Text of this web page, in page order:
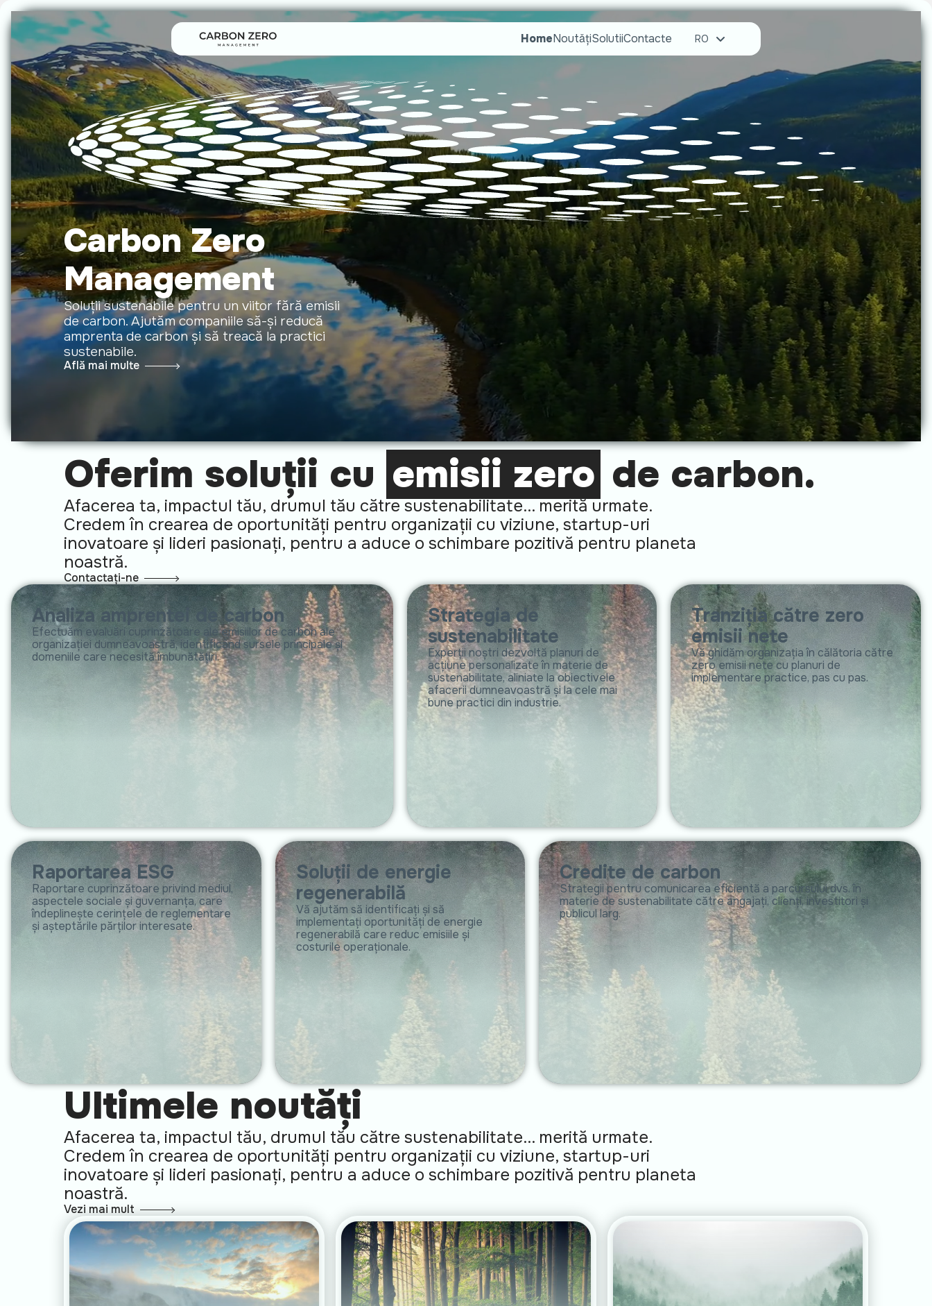
HomeNoutǎțiSolutiiContacte RO
Carbon Zero
Management
Soluții sustenabile pentru un viitor fără emisii
de carbon. Ajutăm companiile să-și reducă
amprenta de carbon și să treacă la practici
sustenabile.
Află mai multe
Oferim soluții cu emisii zero de carbon.
Afacerea ta, impactul tău, drumul tău către sustenabilitate... merită urmate.
Credem în crearea de oportunități pentru organizații cu viziune, startup-uri
inovatoare și lideri pasionați, pentru a aduce o schimbare pozitivă pentru planeta
noastră.
Contactați-ne
Analiza amprentei de carbon
Efectuăm evaluări cuprinzătoare ale emisiilor de carbon ale
organizației dumneavoastră, identificând sursele principale și
domeniile care necesită îmbunătățiri.
Strategia de
sustenabilitate
Experții noștri dezvoltă planuri de
acțiune personalizate în materie de
sustenabilitate, aliniate la obiectivele
afacerii dumneavoastră și la cele mai
bune practici din industrie.
Tranziția către zero
emisii nete
Vă ghidăm organizația în călătoria către
zero emisii nete cu planuri de
implementare practice, pas cu pas.
Raportarea ESG
Raportare cuprinzătoare privind mediul,
aspectele sociale și guvernanța, care
îndeplinește cerințele de reglementare
și așteptările părților interesate.
Soluții de energie
regenerabilă
Vă ajutăm să identificați și să
implementați oportunități de energie
regenerabilă care reduc emisiile și
costurile operaționale.
Credite de carbon
Strategii pentru comunicarea eficientă a parcursului dvs. în
materie de sustenabilitate către angajați, clienți, investitori și
publicul larg.
Ultimele noutăți
Afacerea ta, impactul tău, drumul tău către sustenabilitate... merită urmate.
Credem în crearea de oportunități pentru organizații cu viziune, startup-uri
inovatoare și lideri pasionați, pentru a aduce o schimbare pozitivă pentru planeta
noastră.
Vezi mai mult